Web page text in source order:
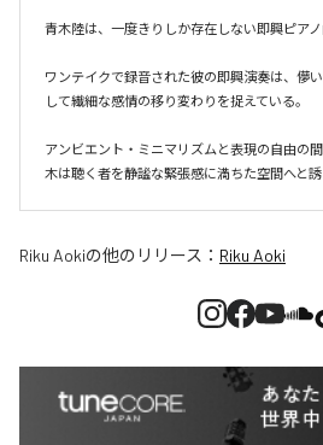
青木陸は、一度きりしか存在しない即興ピアノ
ワンテイクで録音された彼の即興演奏は、儚
して繊細な感情の移り変わりを捉えている。
アンビエント・ミニマリズムと表現の自由の
木は聴く者を静謐な緊張感に満ちた空間へと誘
Riku Aokiの他のリリース： Riku Aoki